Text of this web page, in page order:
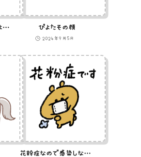
読書をして納得するひよこのイラスト ぴよたその顔
2024年9月5日
花粉症なので感染しないことを知らせる熊のイラスト